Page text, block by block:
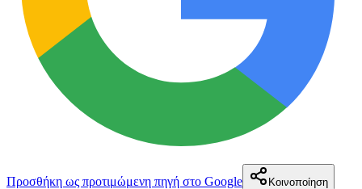
Προσθήκη ως προτιμώμενη πηγή στο Google Κοινοποίηση